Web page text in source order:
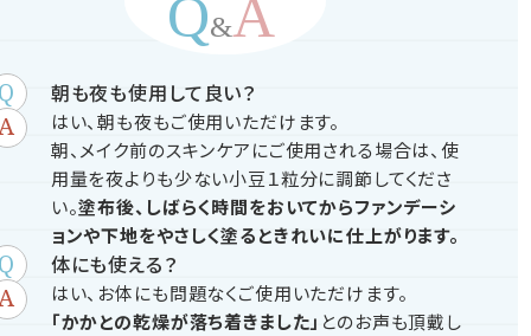
朝も夜も使用して良い？
はい、朝も夜もご使用いただけます。
朝、メイク前のスキンケアにご使用される場合は、使
用量を夜よりも少ない小豆１粒分に調節してくださ
い。塗布後、しばらく時間をおいてからファンデーシ
ョンや下地をやさしく塗るときれいに仕上がります。
体にも使える？
はい、お体にも問題なくご使用いただけます。
「かかとの乾燥が落ち着きました」 とのお声も頂戴し